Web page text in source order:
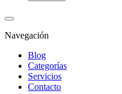
Navegación
Blog
Categorías
Servicios
Contacto